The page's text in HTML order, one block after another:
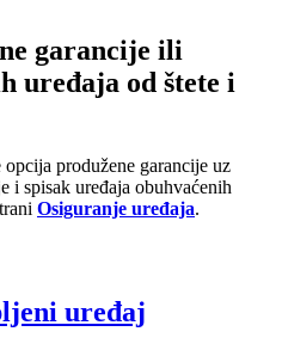
garancije ili
uređaja od štete i
opcija produžene garancije uz
i spisak uređaja obuhvaćenih
Osiguranje uređaja.
uređaj